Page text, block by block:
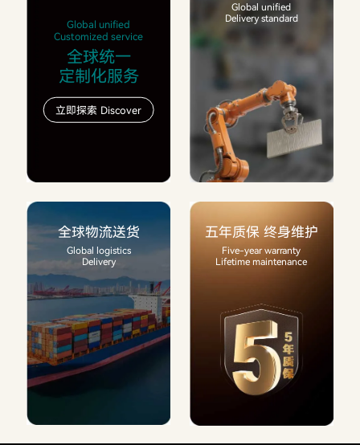
Global unified
Customized service
全球统一
定制化服务
立即探索 Discover
Global unified
Delivery standard
全球物流送货
Global logistics
Delivery
五年质保 终身维护
Five-year warranty
Lifetime maintenance